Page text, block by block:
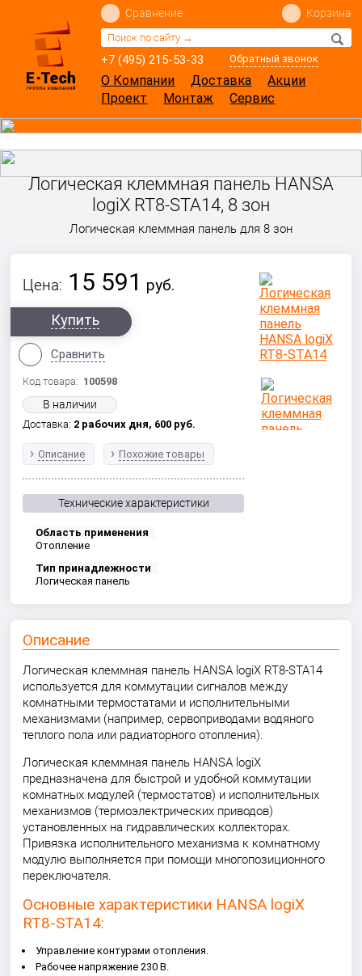
+7 (495) 215-53-33 Обратный звонок
Сравнение Корзина
О Компании Доставка
Акции
Проект
Монтаж Сервис
Логическая клеммная панель HANSA
logiX RT8-STA14, 8 зон
Логическая клеммная панель для 8 зон
Цена: 15 591 руб.
Купить
Сравнить
Код товара: 100598
В наличии
Доставка: 2 рабочих дня, 600 руб.
Описание Похожие товары
Технические характеристики
Область применения
Отопление
Тип принадлежности
Логическая панель
Описание
Логическая клеммная панель HANSA logiX RT8-STA14
используется для коммутации сигналов между
комнатными термостатами и исполнительными
механизмами (например, сервоприводами водяного
теплого пола или радиаторного отопления).
Логическая клеммная панель HANSA logiX
предназначена для быстрой и удобной коммутации
комнатных модулей (термостатов) и исполнительных
механизмов (термоэлектрических приводов)
установленных на гидравлических коллекторах.
Привязка исполнительного механизма к комнатному
модулю выполняется при помощи многопозиционного
переключателя.
Основные характеристики HANSA logiX
RT8-STA14:
Управление контурами отопления.
Рабочее напряжение 230 В.